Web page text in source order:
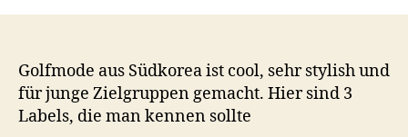
Golfmode aus Südkorea ist cool, sehr stylish und
für junge Zielgruppen gemacht. Hier sind 3
Labels, die man kennen sollte